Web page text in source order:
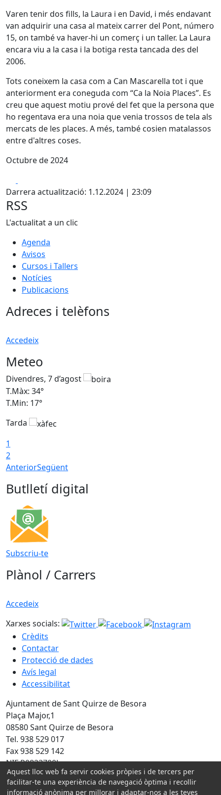
Varen tenir dos fills, la Laura i en David, i més endavant
van adquirir una casa al mateix carrer del Pont, número
15, on també va haver-hi un comerç i un taller. La Laura
encara viu a la casa i la botiga resta tancada des del
2006.
Tots coneixem la casa com a Can Mascarella tot i que
anteriorment era coneguda com “Ca la Noia Places”. Es
creu que aquest motiu prové del fet que la persona que
ho regentava era una noia que venia trossos de tela als
mercats de les places. A més, també cosien matalassos
entre d'altres coses.
Octubre de 2024
Darrera actualització: 1.12.2024 | 23:09
RSS
L'actualitat a un clic
Agenda
Avisos
Cursos i Tallers
Notícies
Publicacions
Adreces i telèfons
Accedeix
Meteo
Divendres, 7 d’agost
T.Màx: 34°
T.Min: 17°
Tarda
1
2
AnteriorSegüent
Butlletí digital
Subscriu-te
Plànol / Carrers
Accedeix
Xarxes socials:
Crèdits
Contactar
Protecció de dades
Avís legal
Accessibilitat
Ajuntament de Sant Quirze de Besora
Plaça Major,1
08580 Sant Quirze de Besora
Tel. 938 529 017
Fax 938 529 142
NIF P0823700J
Amb la col·laboració de:
Aquest lloc web fa servir cookies pròpies i de tercers per
facilitar-te una experiència de navegació òptima i recollir
informació anònima per millorar i adaptar-nos a les teves